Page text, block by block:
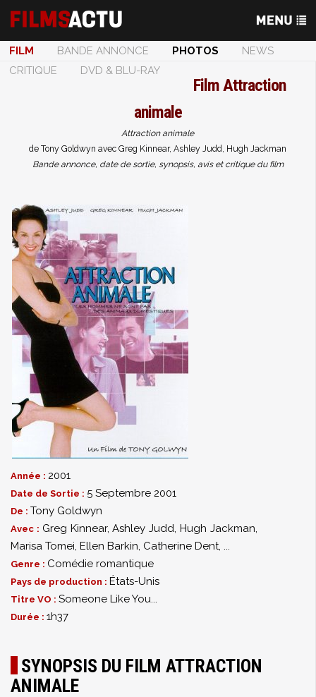
FILM BANDE ANNONCE PHOTOS
NEWS
CRITIQUE
DVD & BLU-RAY
FilmAttraction
animale
Attraction animale
de Tony Goldwyn avec Greg Kinnear, Ashley Judd, Hugh Jackman
Bande annonce, date de sortie, synopsis, avis et critique du film
Année : 2001
Date de Sortie : 5 Septembre 2001
De : Tony Goldwyn
Avec : Greg Kinnear,Ashley Judd,Hugh Jackman,
Marisa Tomei, Ellen Barkin, Catherine Dent, ...
Genre : Comédie romantique
Pays de production : États-Unis
Titre VO : Someone Like You...
Durée : 1h37
SYNOPSIS DU FILM ATTRACTION
ANIMALE